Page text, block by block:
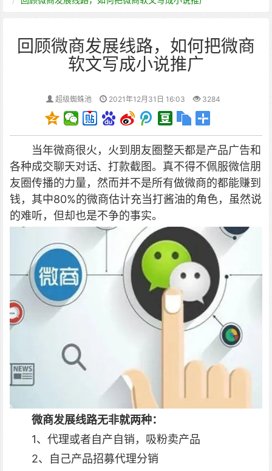
回顾微商发展线路，如何把微商
软文写成小说推广
超级蜘蛛池 2021年12月31日 16:03 3284
当年微商很火，火到朋友圈整天都是产品广告和
各种成交聊天对话、打款截图。 真不得不佩服微信朋
友圈传播的力量，然而并不是所有做微商的都能赚到
钱，其中80%的微商估计充当打酱油的角色，虽然说
的难听，但却也是不争的事实。
微商发展线路无非就两种：
1、代理或者自产自销，吸粉卖产品
2、自己产品招募代理分销